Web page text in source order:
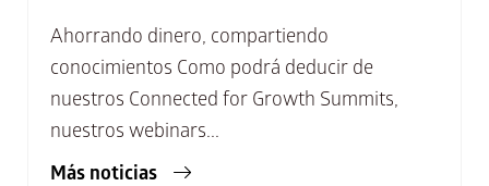
Ahorrando dinero, compartiendo
conocimientos Como podrá deducir de
nuestros Connected for Growth Summits,
nuestros webinars...
Más noticias